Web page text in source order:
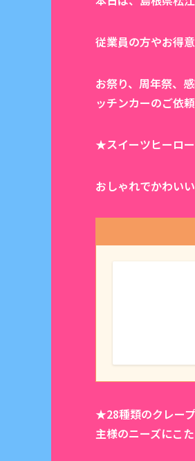
従業員の方やお得
お祭り、周年祭、
ッチンカーのご依
★スイーツヒーロー
おしゃれでかわい
★28種類のクレー
主様のニーズにこ